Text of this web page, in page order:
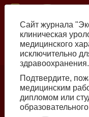
Перейти
основному
содержанию
Сайт журнала
клиническая
медицинского
исключительно
здравоохранения.
Подтвердите,
медицинским
дипломом или